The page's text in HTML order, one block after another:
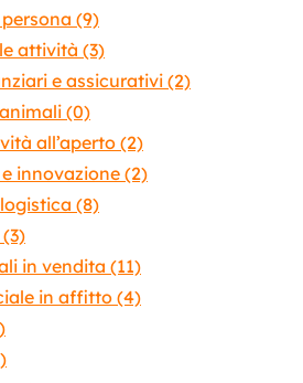
(9)
attività (3)
e assicurativi(2)
(0)
all’aperto(2)
innovazione (2)
(8)
(3)
in vendita (11)
in affitto (4)